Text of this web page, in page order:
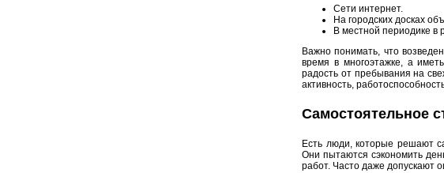
Сети интернет.
На городских досках
В местной периодике в
Важно понимать, что
время в многоэтажке, а
радость от пребывания на
активность,
Самостоятельное
Есть люди, которые решают
Они пытаются сэкономить
работ. Часто даже допускают